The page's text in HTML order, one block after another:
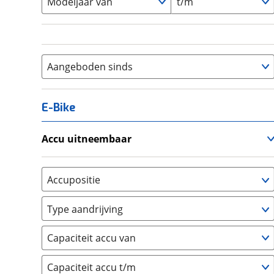
Aangeboden sinds
E-Bike
Accu uitneembaar
Nee, vast (0)
Accupositie
Bagagedrager (0)
Frame (0 )
Vloer (0
Achterbank (0)
Kofferbak (0)
Type aandrijving
Achterwiel (0)
Trapas
Voorwiel
Capaciteit accu van
Capaciteit accu t/m